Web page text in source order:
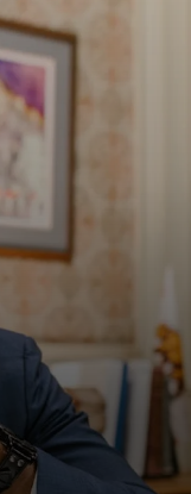
se
O